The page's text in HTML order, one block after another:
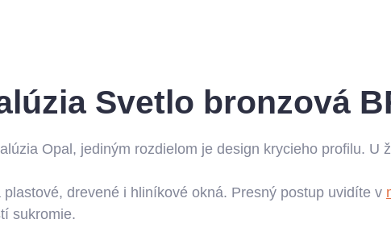
Svetlo bronzová
Opal, jediným rozdielom je design krycieho profilu. U
drevené i hliníkové okná. Presný postup uvidíte v
sukromie.